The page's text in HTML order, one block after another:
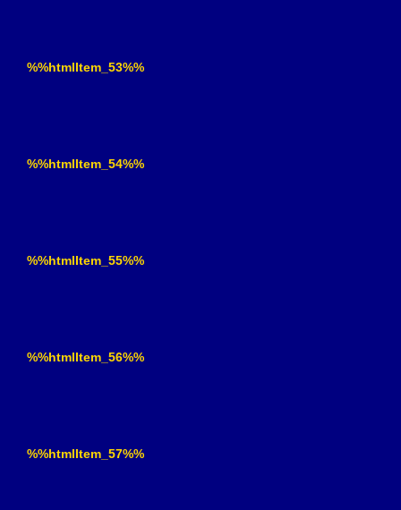
%%htmlItem_53%%
%%htmlItem_54%%
%%htmlItem_55%%
%%htmlItem_56%%
%%htmlItem_57%%